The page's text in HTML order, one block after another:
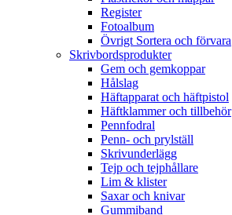
Register
Fotoalbum
Övrigt Sortera och förvara
Skrivbordsprodukter
Gem och gemkoppar
Hålslag
Häftapparat och häftpistol
Häftklammer och tillbehör
Pennfodral
Penn- och prylställ
Skrivunderlägg
Tejp och tejphållare
Lim & klister
Saxar och knivar
Gummiband